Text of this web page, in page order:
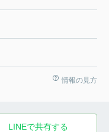
情報の見方
LINEで共有する